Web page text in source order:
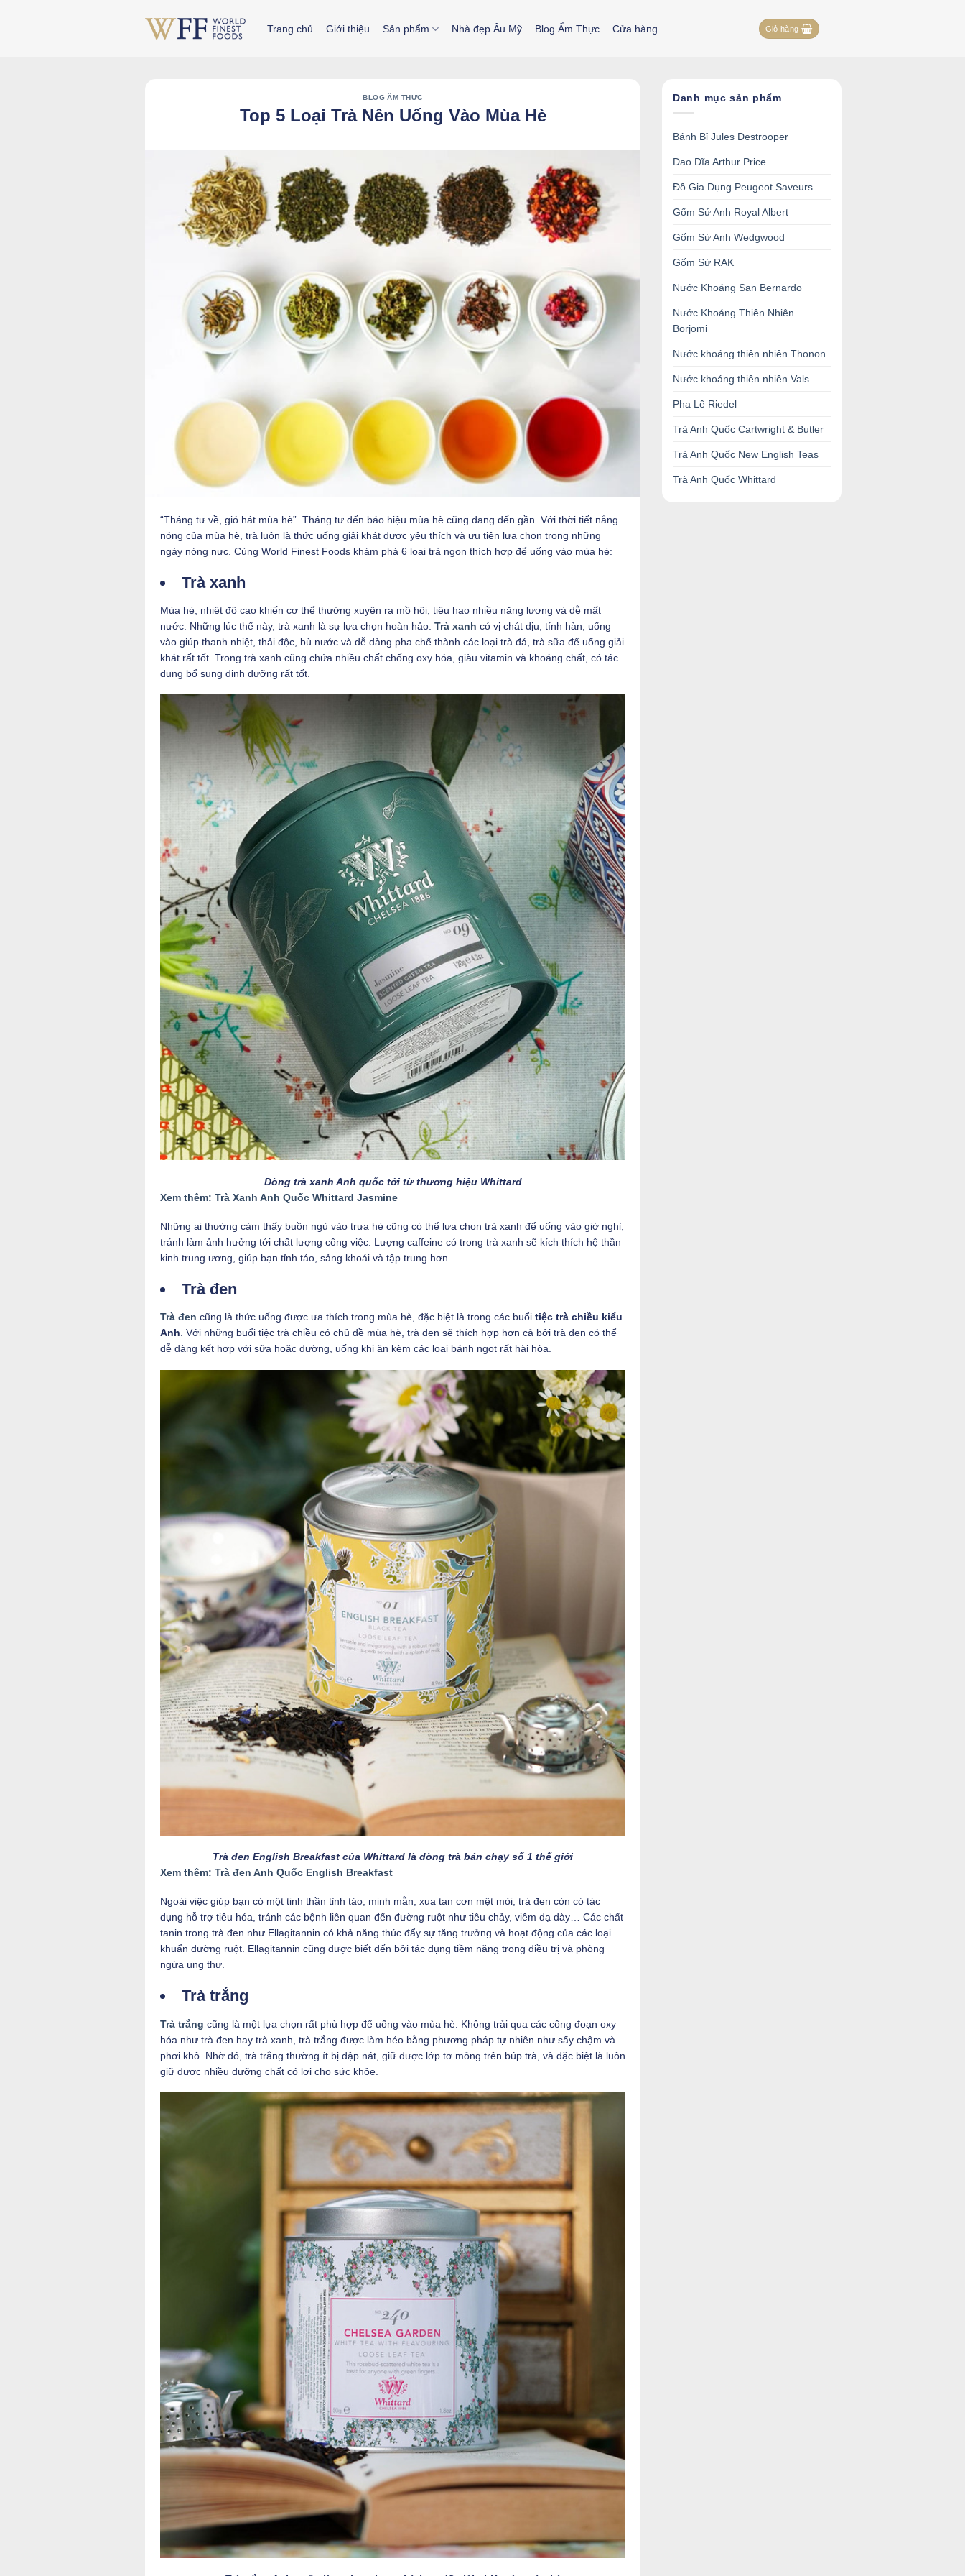
Trang chủ Giới thiệu Sản phẩm Nhà đẹp Âu Mỹ Blog Ẩm Thực Cửa hàng Giỏ hàng
BLOG ẨM THỰC
Top 5 Loại Trà Nên Uống Vào Mùa Hè
“Tháng tư về, gió hát mùa hè”. Tháng tư đến báo hiệu mùa hè cũng đang đến gần. Với thời tiết nắng
nóng của mùa hè, trà luôn là thức uống giải khát được yêu thích và ưu tiên lựa chọn trong những
ngày nóng nực. Cùng World Finest Foods khám phá 6 loại trà ngon thích hợp để uống vào mùa hè:
Trà xanh
Mùa hè, nhiệt độ cao khiến cơ thể thường xuyên ra mồ hôi, tiêu hao nhiều năng lượng và dễ mất
nước. Những lúc thế này, trà xanh là sự lựa chọn hoàn hảo. Trà xanh có vị chát dịu, tính hàn, uống
vào giúp thanh nhiệt, thải độc, bù nước và dễ dàng pha chế thành các loại trà đá, trà sữa để uống giải
khát rất tốt. Trong trà xanh cũng chứa nhiều chất chống oxy hóa, giàu vitamin và khoáng chất, có tác
dụng bổ sung dinh dưỡng rất tốt.
Dòng trà xanh Anh quốc tới từ thương hiệu Whittard
Xem thêm: Trà Xanh Anh Quốc Whittard Jasmine
Những ai thường cảm thấy buồn ngủ vào trưa hè cũng có thể lựa chọn trà xanh để uống vào giờ nghỉ,
tránh làm ảnh hưởng tới chất lượng công việc. Lượng caffeine có trong trà xanh sẽ kích thích hệ thần
kinh trung ương, giúp bạn tỉnh táo, sảng khoái và tập trung hơn.
Trà đen
Trà đen cũng là thức uống được ưa thích trong mùa hè, đặc biệt là trong các buổi tiệc trà chiều kiểu
Anh. Với những buổi tiệc trà chiều có chủ đề mùa hè, trà đen sẽ thích hợp hơn cả bởi trà đen có thể
dễ dàng kết hợp với sữa hoặc đường, uống khi ăn kèm các loại bánh ngọt rất hài hòa.
Trà đen English Breakfast của Whittard là dòng trà bán chạy số 1 thế giới
Xem thêm: Trà đen Anh Quốc English Breakfast
Ngoài việc giúp bạn có một tinh thần tỉnh táo, minh mẫn, xua tan cơn mệt mỏi, trà đen còn có tác
dụng hỗ trợ tiêu hóa, tránh các bệnh liên quan đến đường ruột như tiêu chảy, viêm dạ dày… Các chất
tanin trong trà đen như Ellagitannin có khả năng thúc đẩy sự tăng trưởng và hoạt động của các loại
khuẩn đường ruột. Ellagitannin cũng được biết đến bởi tác dụng tiềm năng trong điều trị và phòng
ngừa ung thư.
Trà trắng
Trà trắng cũng là một lựa chọn rất phù hợp để uống vào mùa hè. Không trải qua các công đoạn oxy
hóa như trà đen hay trà xanh, trà trắng được làm héo bằng phương pháp tự nhiên như sấy chậm và
phơi khô. Nhờ đó, trà trắng thường ít bị dập nát, giữ được lớp tơ mỏng trên búp trà, và đặc biệt là luôn
giữ được nhiều dưỡng chất có lợi cho sức khỏe.
Danh mục sản phẩm
Bánh Bỉ Jules Destrooper
Dao Dĩa Arthur Price
Đồ Gia Dụng Peugeot Saveurs
Gốm Sứ Anh Royal Albert
Gốm Sứ Anh Wedgwood
Gốm Sứ RAK
Nước Khoáng San Bernardo
Nước Khoáng Thiên Nhiên
Borjomi
Nước khoáng thiên nhiên Thonon
Nước khoáng thiên nhiên Vals
Pha Lê Riedel
Trà Anh Quốc Cartwright & Butler
Trà Anh Quốc New English Teas
Trà Anh Quốc Whittard